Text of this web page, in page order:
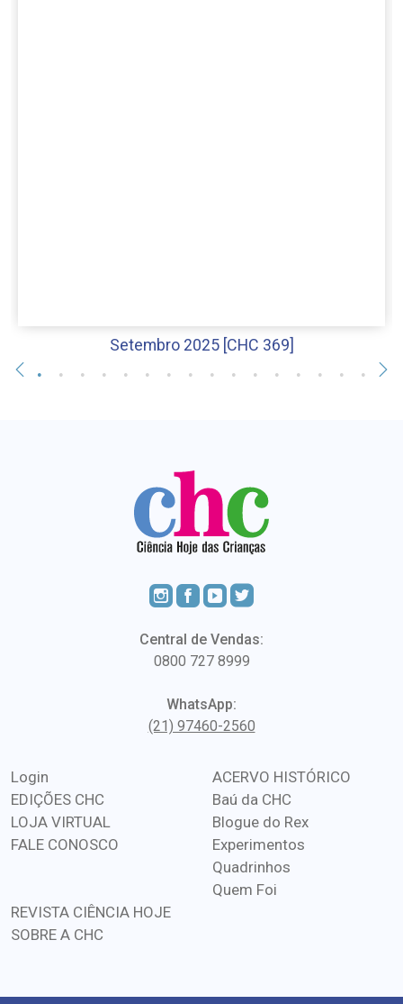
Setembro 2025 [CHC 369]
Central de Vendas:
0800 727 8999
WhatsApp:
(21) 97460-2560
Login
EDIÇÕES CHC
LOJA VIRTUAL
FALE CONOSCO
ACERVO HISTÓRICO
Baú da CHC
Blogue do Rex
Experimentos
Quadrinhos
Quem Foi
REVISTA CIÊNCIA HOJE
SOBRE A CHC